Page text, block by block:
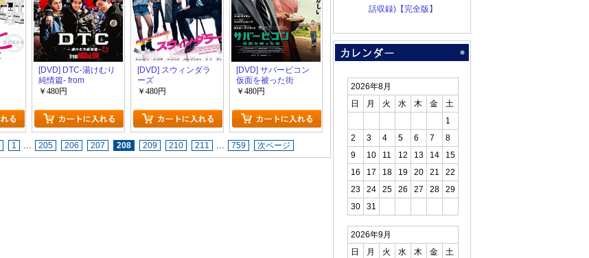
[DVD] DTC-湯けむり
純情篇- from
HiGH&LOW
￥480円
[DVD] スウィンダラ
ーズ
￥480円
[DVD] サバービコン
仮面を被った街
￥480円
1 … 205 206 207 208 209 210 211 … 759 次ページ
話収録)【完全版】
2026年8月
日
月 火 水 木 金
土
1
2
3 4 5 6 7
8
9
10 11 12 13 14
15
16
17 18 19 20 21
22
23
24 25 26 27 28
29
30
31
2026年9月
日
月 火 水 木 金
土